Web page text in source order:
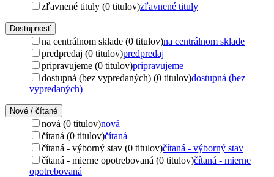
zľavnené tituly (0 titulov)zľavnené tituly
Dostupnosť
na centrálnom sklade (0 titulov)na centrálnom sklade
predpredaj (0 titulov)predpredaj
pripravujeme (0 titulov)pripravujeme
dostupná (bez vypredaných) (0 titulov)dostupná (bez
vypredaných)
Nové / čítané
nová (0 titulov)nová
čítaná (0 titulov)čítaná
čítaná - výborný stav (0 titulov)čítaná - výborný stav
čítaná - mierne opotrebovaná (0 titulov)čítaná - mierne
opotrebovaná